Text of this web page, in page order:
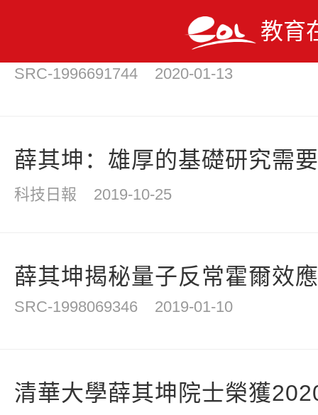
教育
薛其坤：未來30年中國青年
SRC-1996691744 2020-01-13
薛其坤：雄厚的基礎研究需
科技日報 2019-10-25
薛其坤揭秘量子反常霍爾效
SRC-1998069346 2019-01-10
清華大學薛其坤院士榮獲